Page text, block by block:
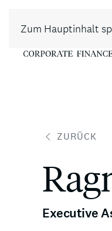
Zum Hauptinhalt
ZURÜCK
Executive